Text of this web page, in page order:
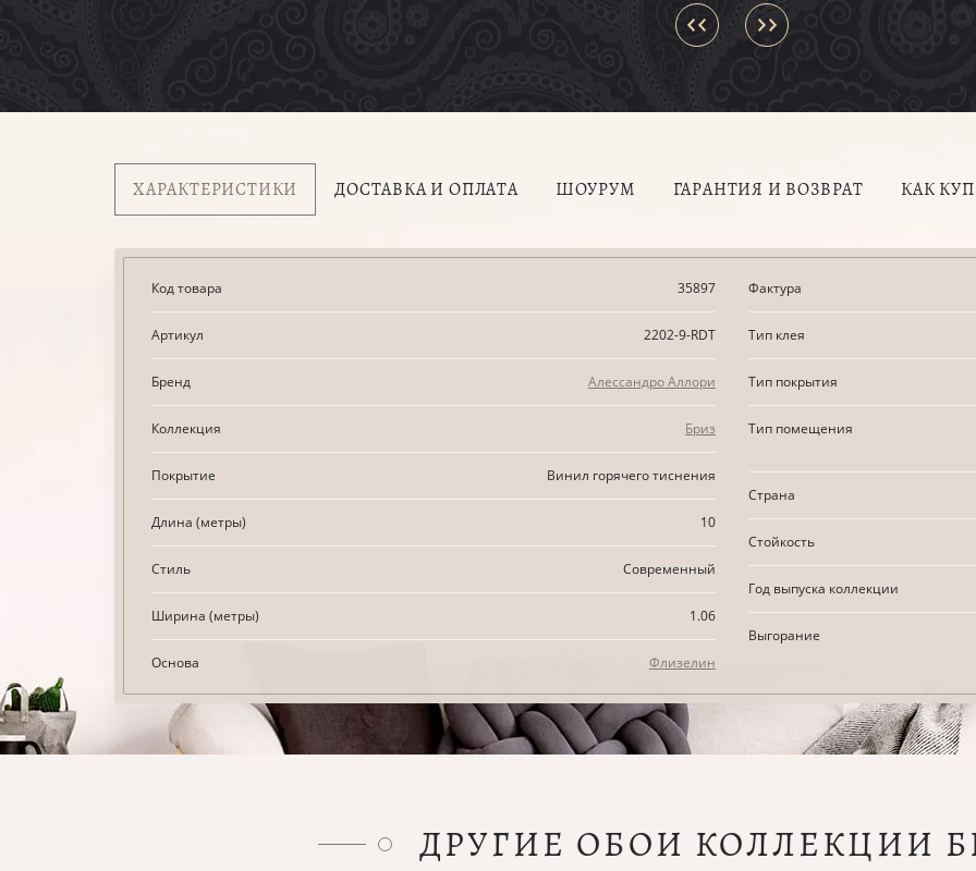
ХАРАКТЕРИСТИКИ ДОСТАВКА И ОПЛАТА ШОУРУМ ГАРАНТИЯ И ВОЗВРАТ КАК
Код товара 35897
Артикул 2202-9-RDT
Бренд Алессандро Аллори
Коллекция Бриз
Покрытие Винил горячего тиснения
Длина (метры) 10
Стиль Современный
Ширина (метры) 1.06
Основа Флизелин
Фактура
Тип клея
Тип покрытия
Тип помещения
Страна
Стойкость
Год выпуска коллекции
Выгорание
ДРУГИЕ ОБОИ КОЛЛЕКЦИИ